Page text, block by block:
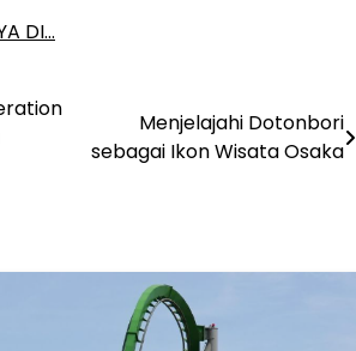
DI…
Menjelajahi Dotonbori
sebagai Ikon Wisata Osaka